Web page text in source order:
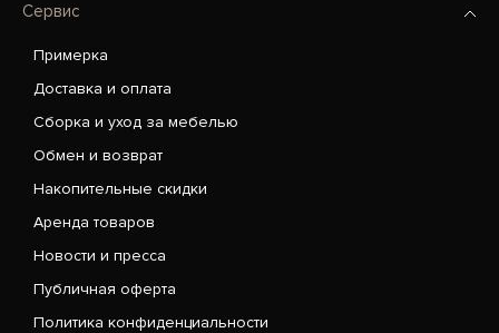
Сервис
Примерка
Доставка и оплата
Сборка и уход за мебелью
Обмен и возврат
Накопительные скидки
Аренда товаров
Новости и пресса
Публичная оферта
Политика конфиденциальности